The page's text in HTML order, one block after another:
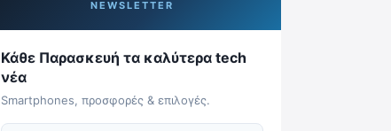
NEWSLETTER
Κάθε Παρασκευή τα καλύτερα tech
νέα
Smartphones, προσφορές & επιλογές.